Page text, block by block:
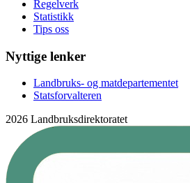
Regelverk
Statistikk
Tips oss
Nyttige lenker
Landbruks- og matdepartementet
Statsforvalteren
2026 Landbruksdirektoratet